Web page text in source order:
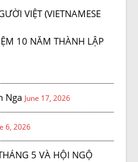
VIỆT (VIETNAMESE
10 NĂM THÀNH LẬP
Nga June 17, 2026
6, 2026
5 VÀ HỘI NGỘ